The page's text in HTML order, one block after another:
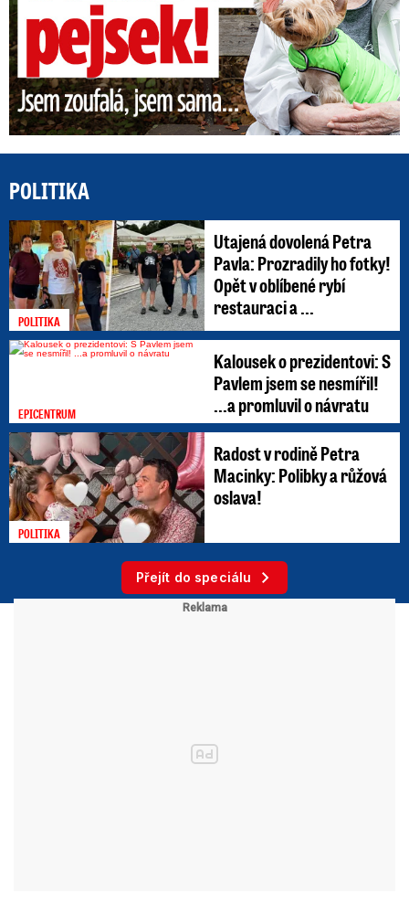
POLITIKA
POLITIKA
Utajená dovolená Petra
Pavla: Prozradily ho fotky!
Opět v oblíbené rybí
restauraci a ...
EPICENTRUM
Kalousek o prezidentovi: S
Pavlem jsem se nesmířil!
...a promluvil o návratu
POLITIKA
Radost v rodině Petra
Macinky: Polibky a růžová
oslava!
Přejít do speciálu